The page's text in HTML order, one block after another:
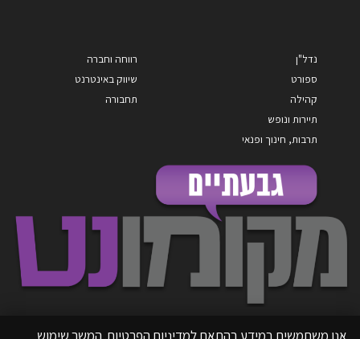
נדל"ן
ספורט
קהילה
תיירות ונופש
תרבות, חינוך ופנאי
רווחה וחברה
שיווק באינטרנט
תחבורה